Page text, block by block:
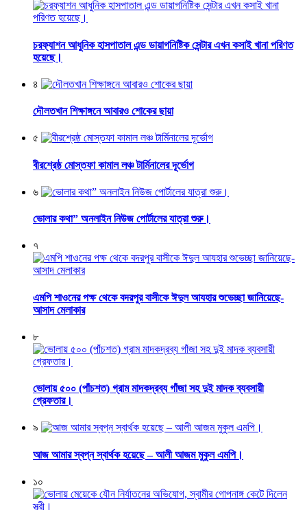
চরফ্যাশন আধুনিক হাসপাতাল এন্ড ডায়াগনিষ্টিক সেন্টার এখন কসাই খানা পরিণত
হয়েছে।
৪
দৌলতখান শিক্ষাঙ্গনে আবারও শোকের ছায়া
৫
বীরশ্রেষ্ঠ মোস্তফা কামাল লঞ্চ টার্মিনালের দূর্ভোগ
৬
ভোলার কথা” অনলাইন নিউজ পোর্টালের যাত্রা শুরু।
৭
এমপি শাওনের পক্ষ থেকে বদরপুর বাসীকে ঈদুল আযহার শুভেচ্ছা জানিয়েছে-
আসাদ মেলাকার
৮
ভোলায় ৫০০ (পাঁচশত) গ্রাম মাদকদ্রব্য গাঁজা সহ দুই মাদক ব্যবসায়ী
গ্রেফতার।
৯
আজ আমার স্বপ্ন স্বার্থক হয়েছে – আলী আজম মুকুল এমপি।
১০